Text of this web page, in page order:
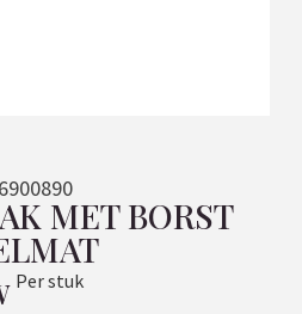
MET BORST
Per stuk